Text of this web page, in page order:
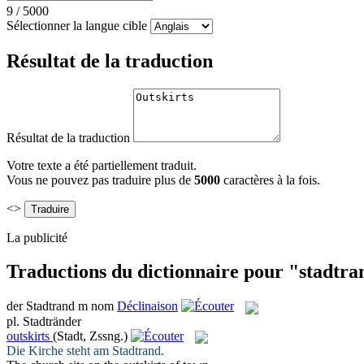
9 / 5000
Sélectionner la langue cible
Résultat de la traduction
Résultat de la traduction
Votre texte a été partiellement traduit.
Vous ne pouvez pas traduire plus de 5000 caractères à la fois.
<>
La publicité
Traductions du dictionnaire pour
der Stadtrand m nom Déclinaison
pl. Stadtränder
outskirts (Stadt, Zssng.)
Die Kirche steht am Stadtrand.